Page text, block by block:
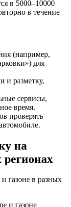
в 5000–10000
в течение
(например,
для
и разметку,
сервисы,
время.
проверять
на
регионах
и газоне